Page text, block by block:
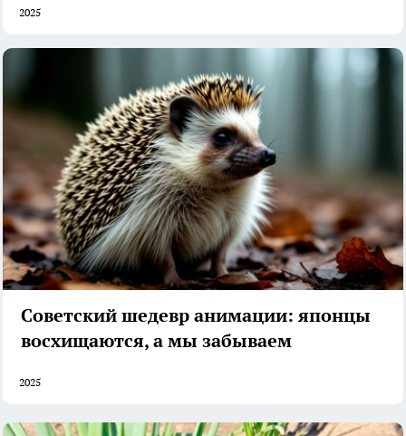
2025
Советский шедевр анимации: японцы
восхищаются, а мы забываем
2025